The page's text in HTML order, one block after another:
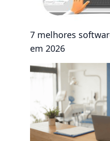
7 melhores
em 2026